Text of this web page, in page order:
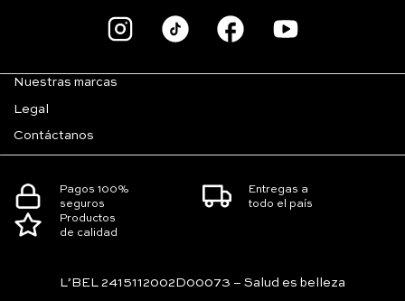
Nuestras marcas
Legal
Contáctanos
Pagos 100%
seguros
Entregas a
todo el país
Productos
de calidad
L’BEL 2415112002D00073 – Salud es belleza